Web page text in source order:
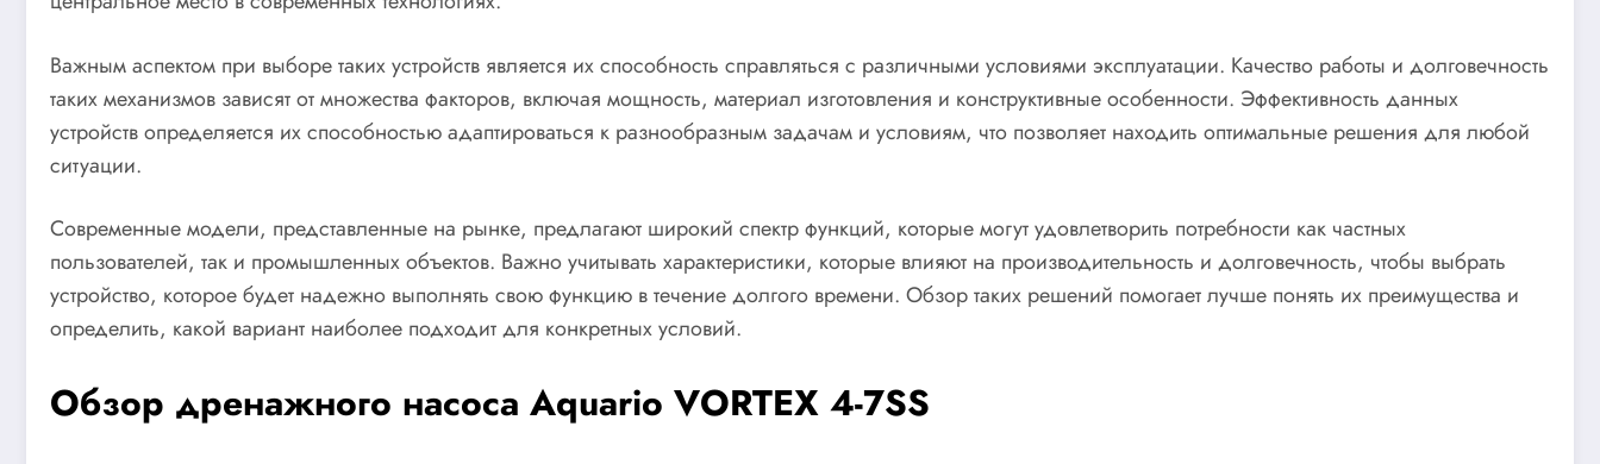
Важным аспектом при выборе таких устройств является их способность справляться с различными условиями эксплуатации. Качество работы и долговечность
таких механизмов зависят от множества факторов, включая мощность, материал изготовления и конструктивные особенности. Эффективность данных
устройств определяется их способностью адаптироваться к разнообразным задачам и условиям, что позволяет находить оптимальные решения для любой
ситуации.
Современные модели, представленные на рынке, предлагают широкий спектр функций, которые могут удовлетворить потребности как частных
пользователей, так и промышленных объектов. Важно учитывать характеристики, которые влияют на производительность и долговечность, чтобы выбрать
устройство, которое будет надежно выполнять свою функцию в течение долгого времени. Обзор таких решений помогает лучше понять их преимущества и
определить, какой вариант наиболее подходит для конкретных условий.
Обзор дренажного насоса Aquario VORTEX 4-7SS